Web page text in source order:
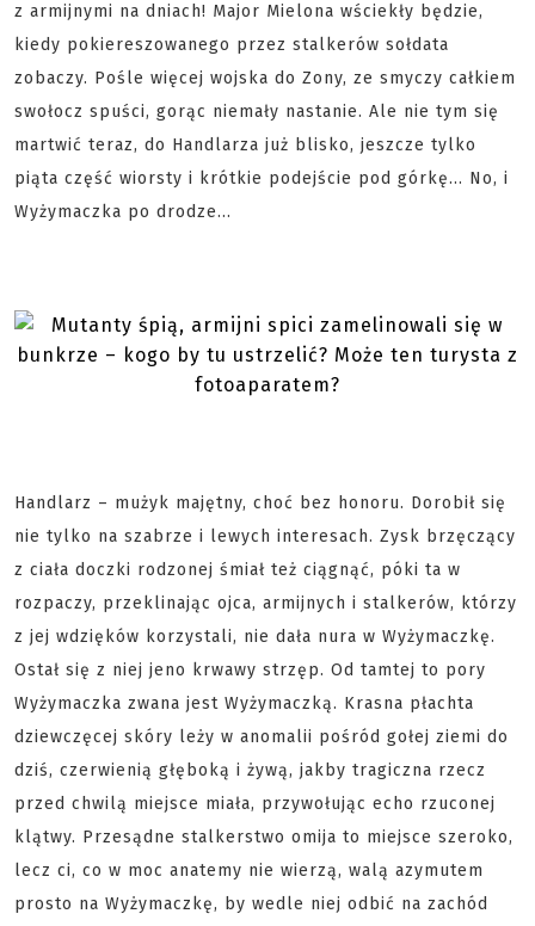
z armijnymi na dniach! Major Mielona wściekły będzie,
kiedy pokiereszowanego przez stalkerów sołdata
zobaczy. Pośle więcej wojska do Zony, ze smyczy całkiem
swołocz spuści, gorąc niemały nastanie. Ale nie tym się
martwić teraz, do Handlarza już blisko, jeszcze tylko
piąta część wiorsty i krótkie podejście pod górkę... No, i
Wyżymaczka po drodze...
Handlarz – mużyk majętny, choć bez honoru. Dorobił się
nie tylko na szabrze i lewych interesach. Zysk brzęczący
z ciała doczki rodzonej śmiał też ciągnąć, póki ta w
rozpaczy, przeklinając ojca, armijnych i stalkerów, którzy
z jej wdzięków korzystali, nie dała nura w Wyżymaczkę.
Ostał się z niej jeno krwawy strzęp. Od tamtej to pory
Wyżymaczka zwana jest Wyżymaczką. Krasna płachta
dziewczęcej skóry leży w anomalii pośród gołej ziemi do
dziś, czerwienią głęboką i żywą, jakby tragiczna rzecz
przed chwilą miejsce miała, przywołując echo rzuconej
klątwy. Przesądne stalkerstwo omija to miejsce szeroko,
lecz ci, co w moc anatemy nie wierzą, walą azymutem
prosto na Wyżymaczkę, by wedle niej odbić na zachód